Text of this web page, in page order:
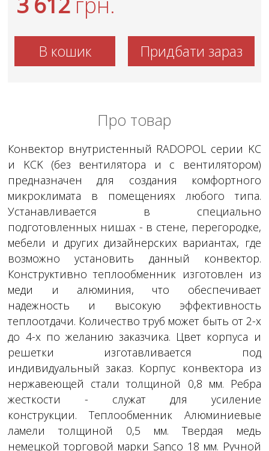
В кошик Придбати зараз
Про товар
Конвектор внутристенный RADOPOL серии KC
и KCK (без вентилятора и с вентилятором)
предназначен для создания комфортного
микроклимата в помещениях любого типа.
Устанавливается в специально
подготовленных нишах - в стене, перегородке,
мебели и других дизайнерских вариантах, где
возможно установить данный конвектор.
Конструктивно теплообменник изготовлен из
меди и алюминия, что обеспечивает
надежность и высокую эффективность
теплоотдачи. Количество труб может быть от 2-х
до 4-х по желанию заказчика. Цвет корпуса и
решетки изготавливается под
индивидуальный заказ. Корпус конвектора из
нержавеющей стали толщиной 0,8 мм. Ребра
жесткости - служат для усиление
конструкции. Теплообменник Алюминиевые
ламели толщиной 0,5 мм. Твердая медь
немецкой торговой марки Sanco 18 мм. Ручной